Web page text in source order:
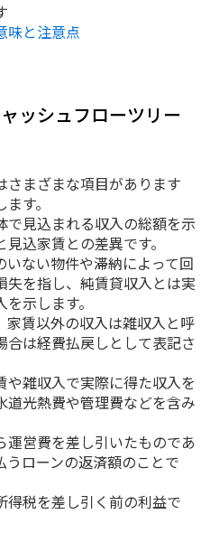
味と注意点
ッシュフローツリー
さまざまな項目があります
す。
見込まれる収入の総額を示
込家賃との差異です。
ない物件や滞納によって回
を指し、純賃貸収入とは実
示します。
家賃以外の収入は雑収入と呼
は経費払戻しとして表記さ
雑収入で実際に得た収入を
道光熱費や管理費などを含み
運営費を差し引いたものであ
うローンの返済額のことで
税を差し引く前の利益で